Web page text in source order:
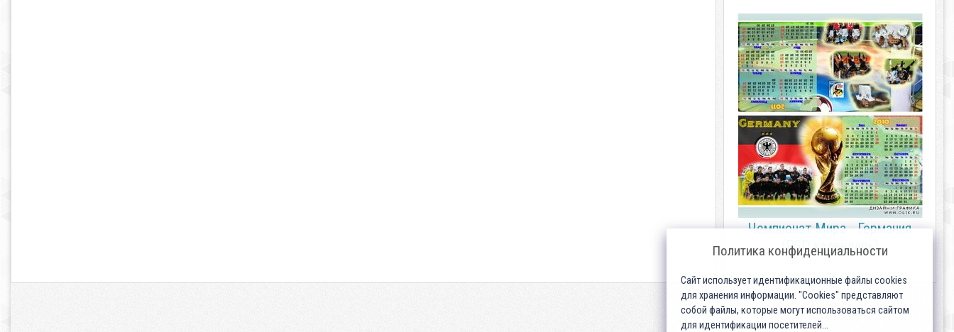
Чемпионат Мира - Германия
(PSD календарь)
Политика конфиденциальности
Сайт использует идентификационные файлы cookies
для хранения информации. "Cookies" представляют
собой файлы, которые могут использоваться сайтом
для идентификации посетителей...